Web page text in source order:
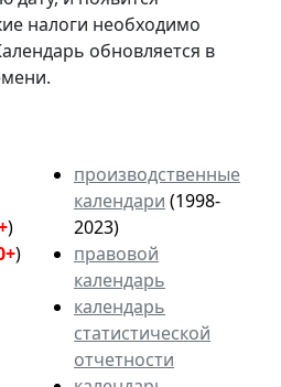
налоги необходимо
обновляется в
)
)
производственные
календари (1998-
2023)
правовой
календарь
календарь
статистической
отчетности